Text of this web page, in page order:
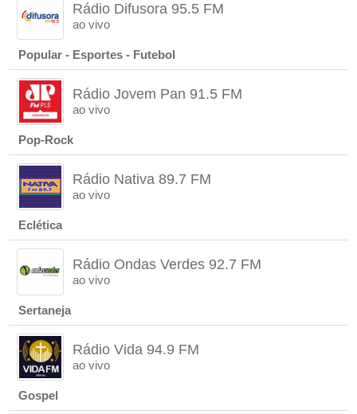
Rádio Difusora 95.5 FM
ao vivo
Popular - Esportes - Futebol
Rádio Jovem Pan 91.5 FM
ao vivo
Pop-Rock
Rádio Nativa 89.7 FM
ao vivo
Eclética
Rádio Ondas Verdes 92.7 FM
ao vivo
Sertaneja
Rádio Vida 94.9 FM
ao vivo
Gospel